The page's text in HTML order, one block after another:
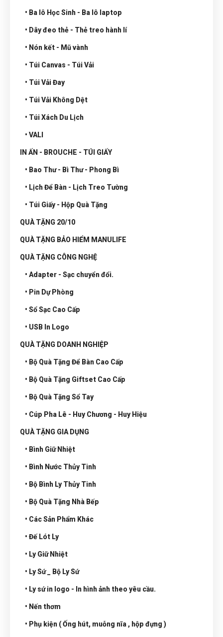
• Ba lô Học Sinh - Ba lô laptop
• Dây đeo thẻ - Thẻ treo hành lí
• Nón kết - Mũ vành
• Túi Canvas - Túi Vải
• Túi Vải Đay
• Túi Vải Không Dệt
• Túi Xách Du Lịch
• VALI
IN ẤN - BROUCHE - TÚI GIẤY
• Bao Thư - Bì Thư - Phong Bì
• Lịch Để Bàn - Lịch Treo Tường
• Túi Giấy - Hộp Quà Tặng
QUÀ TẶNG 20/10
QUÀ TẶNG BẢO HIỂM MANULIFE
QUÀ TẶNG CÔNG NGHỆ
• Adapter - Sạc chuyển đổi.
• Pin Dự Phòng
• Sổ Sạc Cao Cấp
• USB In Logo
QUÀ TẶNG DOANH NGHIỆP
• Bộ Quà Tặng Để Bàn Cao Cấp
• Bộ Quà Tặng Giftset Cao Cấp
• Bộ Quà Tặng Sổ Tay
• Cúp Pha Lê - Huy Chương - Huy Hiệu
QUÀ TẶNG GIA DỤNG
• Bình Giữ Nhiệt
• Bình Nước Thủy Tinh
• Bộ Bình Ly Thủy Tinh
• Bộ Quà Tặng Nhà Bếp
• Các Sản Phẩm Khác
• Đế Lót Ly
• Ly Giữ Nhiệt
• Ly Sứ _ Bộ Ly Sứ
• Ly sứ in logo - In hình ảnh theo yêu cầu.
• Nến thơm
• Phụ kiện ( Ống hút, muỗng nĩa , hộp đựng )